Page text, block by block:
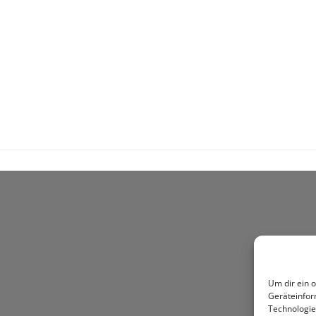
Um dir ein